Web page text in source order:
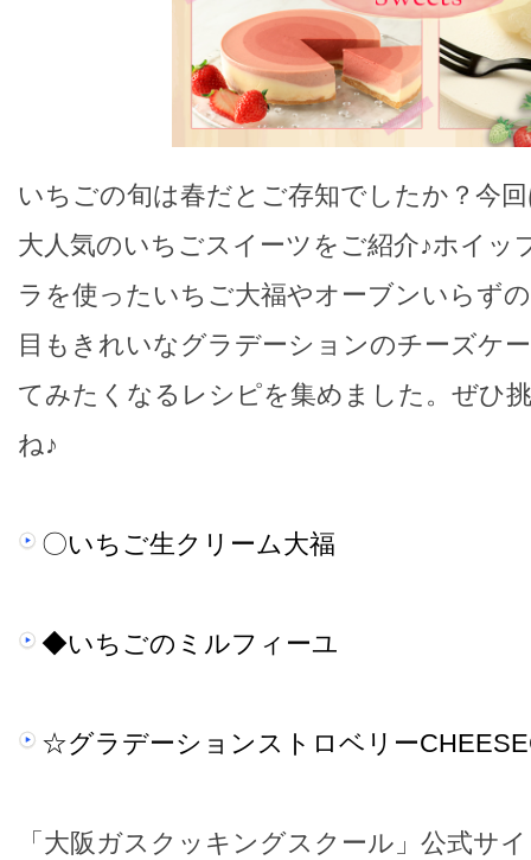
いちごの旬は春だとご存知でしたか？今
大人気のいちごスイーツをご紹介♪ホイッ
ラを使ったいちご大福やオーブンいらず
目もきれいなグラデーションのチーズケ
てみたくなるレシピを集めました。ぜひ
ね♪
〇いちご生クリーム大福
◆いちごのミルフィーユ
☆グラデーションストロベリー
「大阪ガスクッキングスクール」公式サ